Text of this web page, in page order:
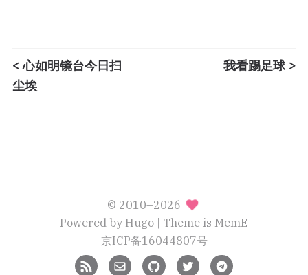
< 心如明镜台今日扫
尘埃
我看踢足球 >
© 2010–2026
Powered by Hugo | Theme is MemE
京ICP备16044807号